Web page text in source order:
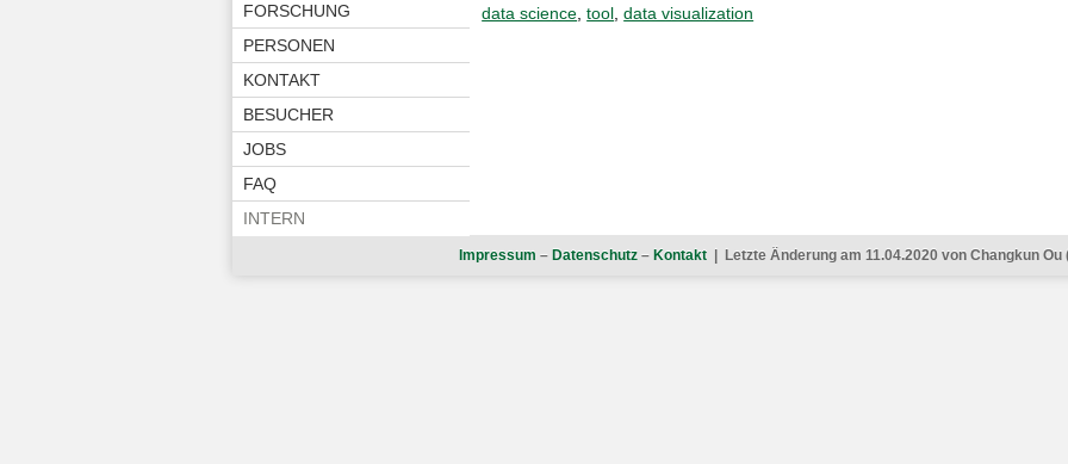
FORSCHUNG
PERSONEN
KONTAKT
BESUCHER
JOBS
FAQ
INTERN
data science ,tool ,data visualization
Impressum – Datenschutz – Kontakt | Letzte Änderung am 11.04.2020 von Changkun Ou